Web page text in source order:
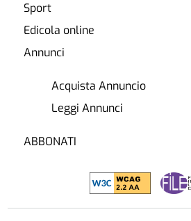
Sport
Edicola online
Annunci
Acquista Annuncio
Leggi Annunci
ABBONATI